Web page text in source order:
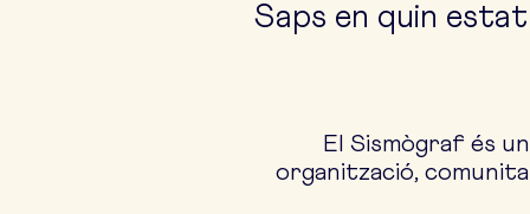
Saps en quin
El Sismògraf és
organització,